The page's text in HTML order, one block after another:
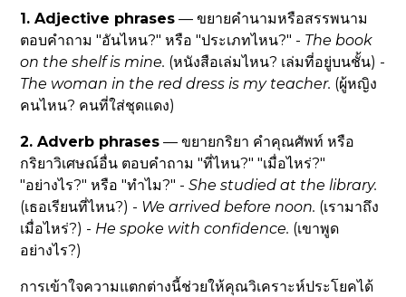
1. Adjective phrases — ขยายคำนามหรือสรรพนาม
ตอบคำถาม "อันไหน?" หรือ "ประเภทไหน?" - The book
on the shelfis mine. (หนังสือเล่มไหน? เล่มที่อยู่บนชั้น) -
The womanin the red dress is my teacher. (ผู้หญิง
คนไหน? คนที่ใส่ชุดแดง)
2. Adverb phrases — ขยายกริยา คำคุณศัพท์ หรือ
กริยาวิเศษณ์อื่น ตอบคำถาม "ที่ไหน?" "เมื่อไหร่?"
"อย่างไร?" หรือ "ทำไม?" -She studiedat the library.
(เธอเรียนที่ไหน?) - We arrivedbefore noon. (เรามาถึง
เมื่อไหร่?) - He spoke with confidence. (เขาพูด
อย่างไร?)
การเข้าใจความแตกต่างนี้ช่วยให้คุณวิเคราะห์ประโยคได้